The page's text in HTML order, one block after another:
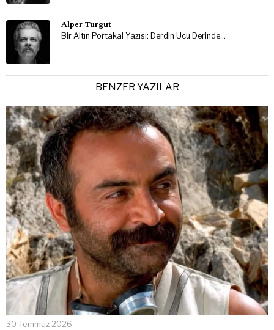
Alper Turgut
Bir Altın Portakal Yazısı: Derdin Ucu Derinde…
BENZER YAZILAR
30 Temmuz 2026